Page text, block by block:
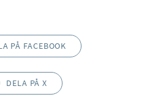
PÅ FACEBOOK
DELA PÅ X